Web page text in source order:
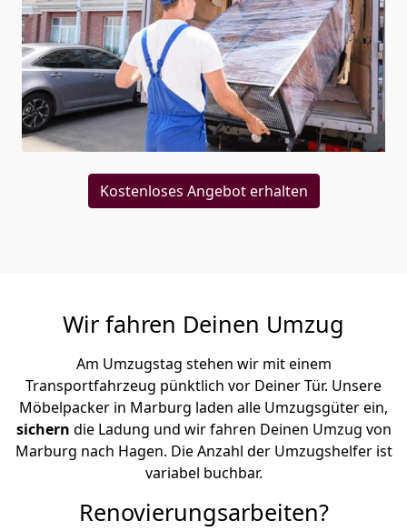
Kostenloses Angebot erhalten
Wir fahren Deinen Umzug
Am Umzugstag stehen wir mit einem
Transportfahrzeug pünktlich vor Deiner Tür. Unsere
Möbelpacker in Marburg laden alle Umzugsgüter ein,
sichern die Ladung und wir fahren Deinen Umzug von
Marburg nach Hagen. Die Anzahl der Umzugshelfer ist
variabel buchbar.
Renovierungsarbeiten?